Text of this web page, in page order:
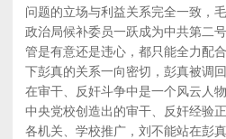
问题的立场与利益关系完全一致，
政治局候补委员一跃成为中共第二
管是有意还是违心，都只能全力配
下彭真的关系一向密切，彭真被调
在审干、反奸斗争中是一个风云人
中央党校创造出的审干、反奸经验
各机关、学校推广，刘不能站在彭